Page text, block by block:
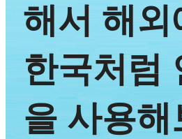
해서 해외
한국처럼
을 사용해